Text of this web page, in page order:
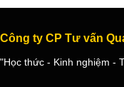
Công ty CP Tư vấn
"Học thức - Kinh nghiệm -